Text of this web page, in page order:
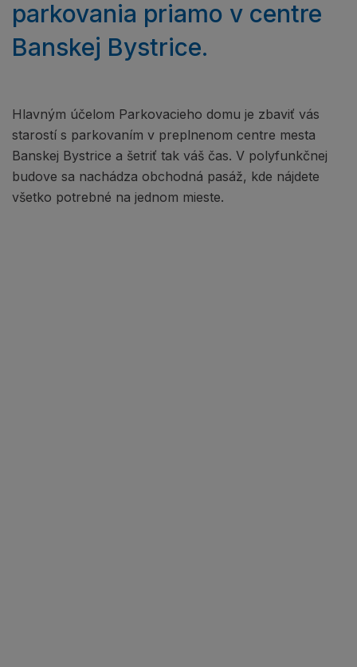
parkovania priamo v centre
Banskej Bystrice.
Hlavným účelom Parkovacieho domu je zbaviť vás
starostí s parkovaním v preplnenom centre mesta
Banskej Bystrice a šetriť tak váš čas. V polyfunkčnej
budove sa nachádza obchodná pasáž, kde nájdete
všetko potrebné na jednom mieste.